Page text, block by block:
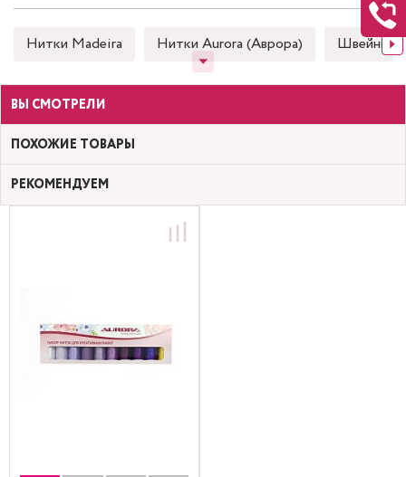
Нитки Madeira Нитки Aurora (Аврора) Швейные
ВЫ СМОТРЕЛИ
ПОХОЖИЕ ТОВАРЫ
РЕКОМЕНДУЕМ